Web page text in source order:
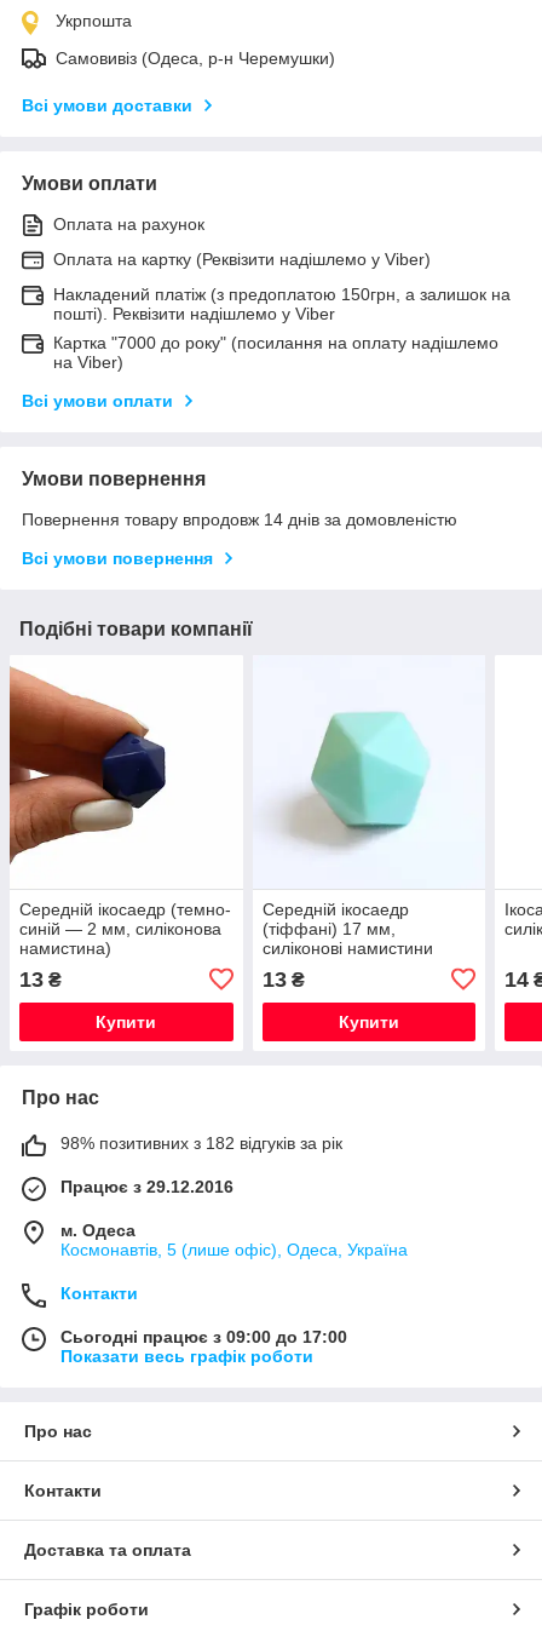
Укрпошта
Самовивіз (Одеса, р-н Черемушки)
Всі умови доставки
Умови оплати
Оплата на рахунок
Оплата на картку (Реквізити надішлемо у Viber)
Накладений платіж (з предоплатою 150грн, а залишок на
пошті). Реквізити надішлемо у Viber
Картка "7000 до року" (посилання на оплату надішлемо
на Viber)
Всі умови оплати
Умови повернення
Повернення товару впродовж 14 днів за домовленістю
Всі умови повернення
Подібні товари компанії
Середній ікосаедр (темно-
синій — 2 мм, силіконова
намистина)
13 ₴
Купити
Середній ікосаедр
(тіффані) 17 мм,
силіконові намистини
13₴
Купити
14
Про нас
98% позитивних з 182 відгуків за рік
Працює з 29.12.2016
м. Одеса
Космонавтів, 5 (лише офіс), Одеса, Україна
Контакти
Сьогодні працює з 09:00 до 17:00
Показати весь графік роботи
Про нас
Контакти
Доставка та оплата
Графік роботи